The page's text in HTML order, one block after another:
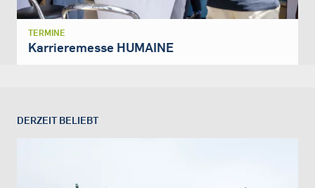
TERMINE
Karrieremesse HUMAINE
DERZEIT BELIEBT